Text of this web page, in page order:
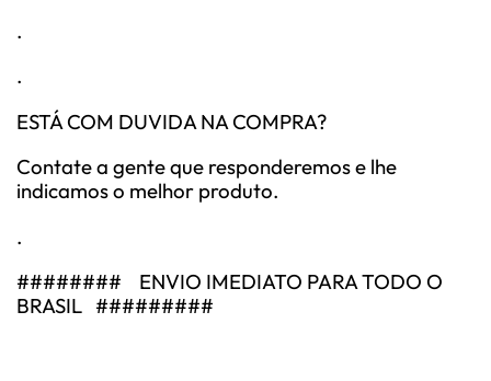
.
.
ESTÁ COM DUVIDA NA COMPRA?
Contate a gente que responderemos e lhe
indicamos o melhor produto.
.
######## ENVIO IMEDIATO PARA TODO O
BRASIL #########